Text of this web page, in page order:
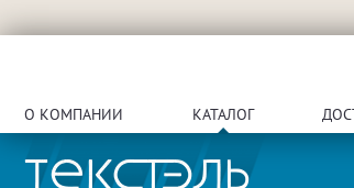
О КОМПАНИИ КАТАЛОГ